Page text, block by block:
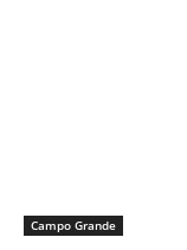
Campo Grande